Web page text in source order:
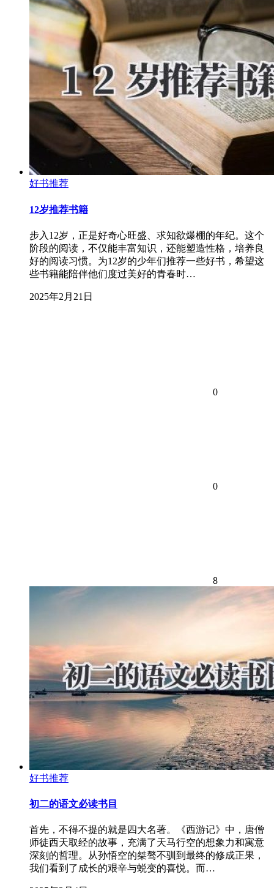
好书推荐
12岁推荐书籍
步入12岁，正是好奇心旺盛、求知欲爆棚的年纪。这个
阶段的阅读，不仅能丰富知识，还能塑造性格，培养良
好的阅读习惯。为12岁的少年们推荐一些好书，希望这
些书籍能陪伴他们度过美好的青春时…
2025年2月21日
0
0
8
好书推荐
初二的语文必读书目
首先，不得不提的就是四大名著。《西游记》中，唐僧
师徒西天取经的故事，充满了天马行空的想象力和寓意
深刻的哲理。从孙悟空的桀骜不驯到最终的修成正果，
我们看到了成长的艰辛与蜕变的喜悦。而…